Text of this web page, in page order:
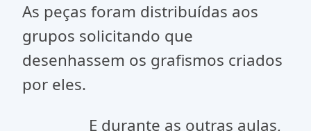
As peças foram distribuídas aos
grupos solicitando que
desenhassem os grafismos criados
por eles.
E durante as outras aulas,